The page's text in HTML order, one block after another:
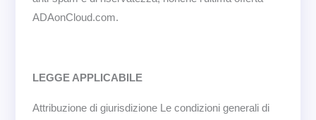
ADAonCloud.com.
LEGGE APPLICABILE
Attribuzione di giurisdizione Le condizioni generali di